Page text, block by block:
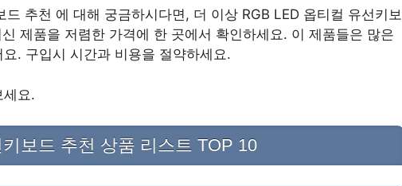
드 추천 에 대해 궁금하시다면, 더 이상 RGB LED 옵티컬 유선키보
제품을 저렴한 가격에 한 곳에서 확인하세요. 이 제품들은 많은
. 구입시 시간과 비용을 절약하세요.
세요.
보드 추천 상품 리스트 TOP 10